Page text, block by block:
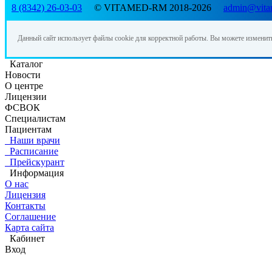
8 (8342) 26-03-03 © VITAMED-RM 2018-2026
Данный сайт использует файлы cookie для корректной работы. Вы можете
Каталог
Новости
О центре
Лицензии
ФСВОК
Специалистам
Пациентам
Наши врачи
Расписание
Прейскурант
Информация
О нас
Лицензия
Контакты
Соглашение
Карта сайта
Кабинет
Вход